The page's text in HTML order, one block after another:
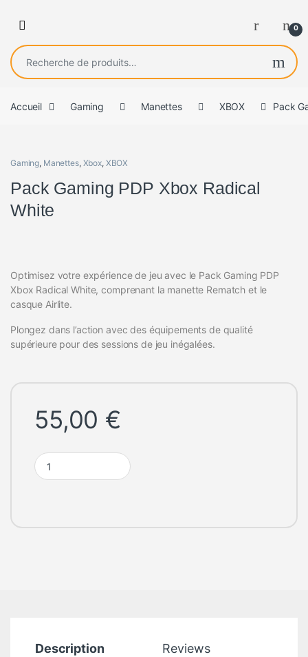
0
Recherche pour :
Accueil Gaming Manettes XBOX Pack
Gaming, Manettes, Xbox, XBOX
Pack Gaming PDP Xbox Radical
White
Optimisez votre expérience de jeu avec le Pack Gaming PDP
Xbox Radical White, comprenant la manette Rematch et le
casque Airlite.
Plongez dans l’action avec des équipements de qualité
supérieure pour des sessions de jeu inégalées.
55,00 €
Pack Gaming PDP Xbox Radical White quantity
Description Reviews